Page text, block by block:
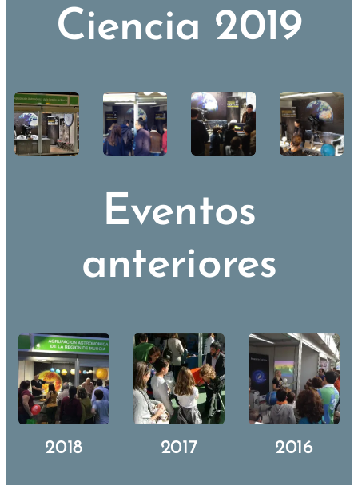
Ciencia 2019
Eventos
anteriores
2018 2017 2016